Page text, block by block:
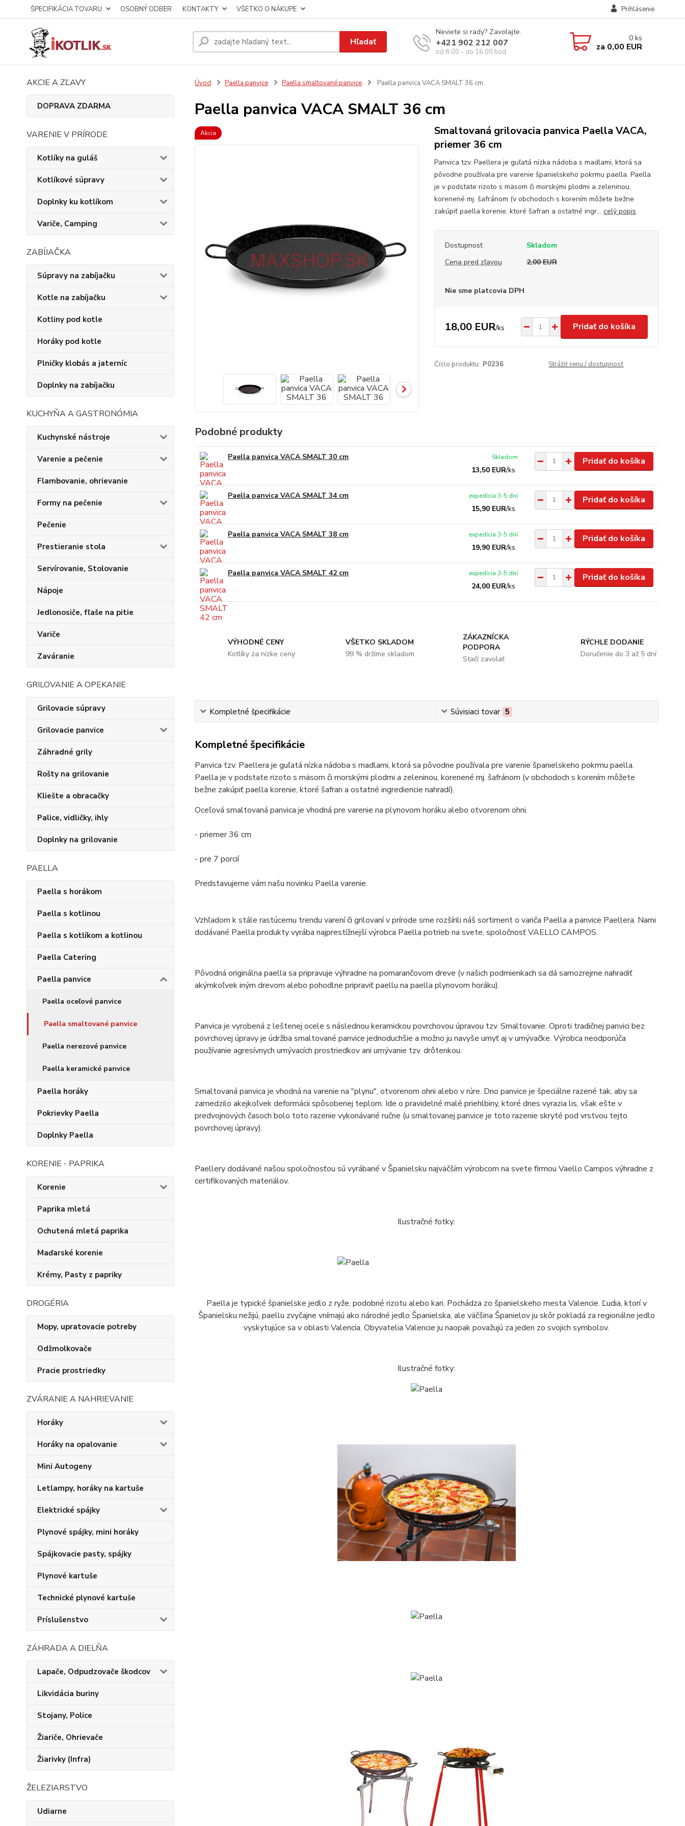
ŠPECIFIKÁCIA TOVARU OSOBNÝ ODBER KONTAKTY VŠETKO O NÁKUPE Prihlásenie
Hľadať
Neviete si rady? Zavolajte.
+421 902 212 007
od 8:00 - do 16:00 hod
0 ks
za 0,00 EUR
AKCIE A ZĽAVY
DOPRAVA ZDARMA
VARENIE V PRÍRODE
Kotlíky na guláš
Kotlíkové súpravy
Doplnky ku kotlíkom
Variče, Camping
ZABÍJAČKA
Súpravy na zabíjačku
Kotle na zabíjačku
Kotliny pod kotle
Horáky pod kotle
Plničky klobás a jaterníc
Doplnky na zabíjačku
KUCHYŇA A GASTRONÓMIA
Kuchynské nástroje
Varenie a pečenie
Flambovanie, ohrievanie
Formy na pečenie
Pečenie
Prestieranie stola
Servírovanie, Stolovanie
Nápoje
Jedlonosiče, fľaše na pitie
Variče
Zaváranie
GRILOVANIE A OPEKANIE
Grilovacie súpravy
Grilovacie panvice
Záhradné grily
Rošty na grilovanie
Kliešte a obracačky
Palice, vidličky, ihly
Doplnky na grilovanie
PAELLA
Paella s horákom
Paella s kotlinou
Paella s kotlíkom a kotlinou
Paella Catering
Paella panvice
Paella oceľové panvice
Paella smaltované panvice
Paella nerezové panvice
Paella keramické panvice
Paella horáky
Pokrievky Paella
Doplnky Paella
KORENIE - PAPRIKA
Korenie
Paprika mletá
Ochutená mletá paprika
Maďarské korenie
Krémy, Pasty z papriky
DROGÉRIA
Mopy, upratovacie potreby
Odžmolkovače
Pracie prostriedky
ZVÁRANIE A NAHRIEVANIE
Horáky
Horáky na opalovanie
Mini Autogeny
Letlampy, horáky na kartuše
Elektrické spájky
Plynové spájky, mini horáky
Spájkovacie pasty, spájky
Plynové kartuše
Technické plynové kartuše
Príslušenstvo
ZÁHRADA A DIELŇA
Lapače, Odpudzovače škodcov
Likvidácia buriny
Stojany, Police
Žiariče, Ohrievače
Žiarivky (Infra)
ŽELEZIARSTVO
Udiarne
Úvod Paella panvice Paella smaltované panvice Paella panvica VACA SMALT 36 cm
Paella panvica VACA SMALT 36 cm
Akcia
Smaltovaná grilovacia panvica Paella VACA,
priemer 36 cm
Panvica tzv. Paellera je guľatá nízka nádoba s madlami, ktorá sa
pôvodne používala pre varenie španielskeho pokrmu paella. Paella
je v podstate rizoto s mäsom či morskými plodmi a zeleninou,
korenené mj. šafránom (v obchodoch s korením môžete bežne
zakúpiť paella korenie, ktoré šafran a ostatné ingr... celý popis
Dostupnosť
Skladom
Cena pred zľavou
2,00 EUR
Nie sme platcovia DPH
18,00 EUR/ks Pridať do košíka
Číslo produktu: P0236 Strážiť cenu / dostupnosť
Podobné produkty
Paella panvica VACA SMALT 30 cm
13,50 EUR/ks
Skladom Pridať do košíka
Paella panvica VACA SMALT 34 cm
15,90 EUR/ks
expedícia 3-5 dní Pridať do košíka
Paella panvica VACA SMALT 38 cm
19,90 EUR/ks
expedícia 3-5 dní Pridať do košíka
Paella panvica VACA SMALT 42 cm
24,00 EUR/ks
expedícia 3-5 dní Pridať do košíka
VÝHODNÉ CENY
Kotlíky za nízke ceny
VŠETKO SKLADOM
99 % držíme skladom
ZÁKAZNÍCKA
PODPORA
Stačí zavolať
RÝCHLE DODANIE
Doručenie do 3 až 5 dní
Kompletné špecifikácie Súvisiaci tovar 5
Kompletné špecifikácie
Panvica tzv. Paellera je guľatá nízka nádoba s madlami, ktorá sa pôvodne používala pre varenie španielskeho pokrmu paella.
Paella je v podstate rizoto s mäsom či morskými plodmi a zeleninou, korenené mj. šafránom (v obchodoch s korením môžete
bežne zakúpiť paella korenie, ktoré šafran a ostatné ingrediencie nahradí).
Oceľová smaltovaná panvica je vhodná pre varenie na plynovom horáku alebo otvorenom ohni.
- priemer 36 cm
- pre 7 porcií
Predstavujeme vám našu novinku Paella varenie.
Vzhľadom k stále rastúcemu trendu varení či grilovaní v prírode sme rozšírili náš sortiment o variča Paella a panvice Paellera. Nami
dodávané Paella produkty vyrába najprestížnejší výrobca Paella potrieb na svete, spoločnosť VAELLO CAMPOS.
Pôvodná originálna paella sa pripravuje výhradne na pomarančovom dreve (v našich podmienkach sa dá samozrejme nahradiť
akýmkoľvek iným drevom alebo pohodlne pripraviť paellu na paella plynovom horáku).
Panvica je vyrobená z leštenej ocele s následnou keramickou povrchovou úpravou tzv. Smaltovanie. Oproti tradičnej panvici bez
povrchovej úpravy je údržba smaltované panvice jednoduchšie a možno ju navyše umyť aj v umývačke. Výrobca neodporúča
používanie agresívnych umývacích prostriedkov ani umývanie tzv. drôtenkou.
Smaltovaná panvica je vhodná na varenie na "plynu", otvorenom ohni alebo v rúre. Dno panvice je špeciálne razené tak, aby sa
zamedzilo akejkoľvek deformácii spôsobenej teplom. Ide o pravidelné malé priehlbiny, ktoré dnes vyrazia lis, však ešte v
predvojnových časoch bolo toto razenie vykonávané ručne (u smaltovanej panvice je toto razenie skryté pod vrstvou tejto
povrchovej úpravy).
Paellery dodávané našou spoločnosťou sú vyrábané v Španielsku najväčším výrobcom na svete firmou Vaello Campos výhradne z
certifikovaných materiálov.
Ilustračné fotky:
Paella je typické španielske jedlo z ryže, podobné rizotu alebo kari. Pochádza zo španielskeho mesta Valencie. Ľudia, ktorí v
Španielsku nežijú, paellu zvyčajne vnímajú ako národné jedlo Španielska, ale väčšina Španielov ju skôr pokladá za regionálne jedlo
vyskytujúce sa v oblasti Valencia. Obyvatelia Valencie ju naopak považujú za jeden zo svojich symbolov.
Ilustračné fotky: